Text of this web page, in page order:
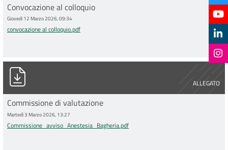
Convocazione al colloquio
Giovedì 12 Marzo 2026, 09:34
convocazione al colloquio.pdf
ALLEGATO
Commissione_avviso_Anestesia_Bagheria.pdf
Commissione di valutazione
Martedì 3 Marzo 2026, 13:27
Commissione_avviso_Anestesia_Bagheria.pdf